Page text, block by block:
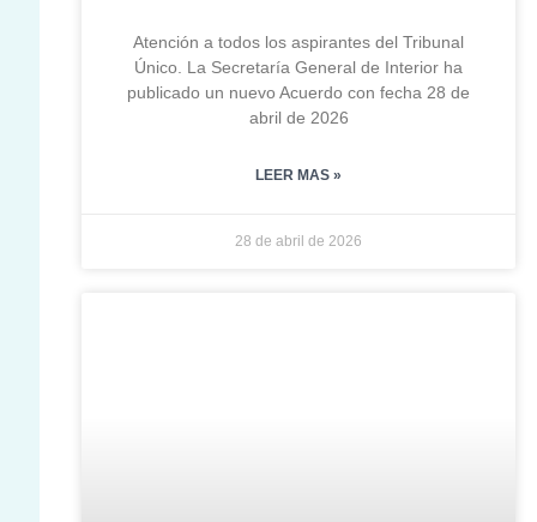
Atención a todos los aspirantes del Tribunal
Único. La Secretaría General de Interior ha
publicado un nuevo Acuerdo con fecha 28 de
abril de 2026
LEER MAS »
28 de abril de 2026